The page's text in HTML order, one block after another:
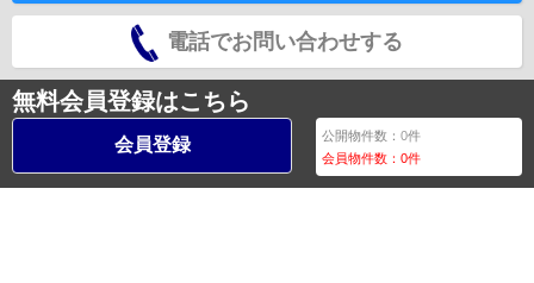
電話でお問い合わせする
無料会員登録はこちら
会員登録 公開物件数：0件
会員物件数：0件